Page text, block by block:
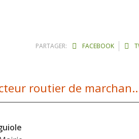
PARTAGER: FACEBOOK
Portes Ouvertes CAP